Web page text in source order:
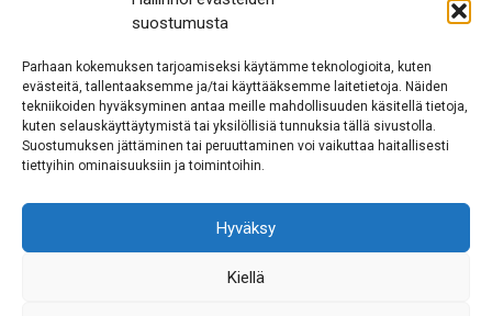
suostumusta
Parhaan kokemuksen tarjoamiseksi käytämme teknologioita, kuten
evästeitä, tallentaaksemme ja/tai käyttääksemme laitetietoja. Näiden
tekniikoiden hyväksyminen antaa meille mahdollisuuden käsitellä tietoja,
kuten selauskäyttäytymistä tai yksilöllisiä tunnuksia tällä sivustolla.
Suostumuksen jättäminen tai peruuttaminen voi vaikuttaa haitallisesti
tiettyihin ominaisuuksiin ja toimintoihin.
Hyväksy
Kiellä
Y-tunnus 0625907-2
Inarintie 46
99870 Inari
Löydät meidät myös somesta!
Instagram
Facebook